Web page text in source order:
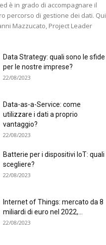
è in grado di accompagnare il
percorso di gestione dei dati. Qui
Mazzucato, Project Leader
Data Strategy: quali sono le sfide
per le nostre imprese?
22/08/2023
Data-as-a-Service: come
utilizzare i dati a proprio
vantaggio?
22/08/2023
Batterie per i dispositivi IoT: quali
scegliere?
22/08/2023
Internet of Things: mercato da 8
miliardi di euro nel 2022,...
22/08/2023